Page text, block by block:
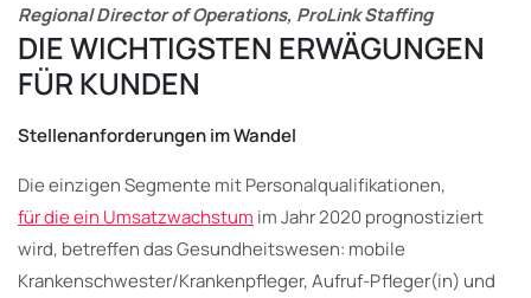
Regional Director of Operations, ProLink Staffing
DIE WICHTIGSTEN ERWÄGUNGEN
FÜR KUNDEN
Stellenanforderungen im Wandel
Die einzigen Segmente mit Personalqualifikationen,
für die ein Umsatzwachstum im Jahr 2020 prognostiziert
wird, betreffen das Gesundheitswesen: mobile
Krankenschwester/Krankenpfleger, Aufruf-Pfleger(in) und